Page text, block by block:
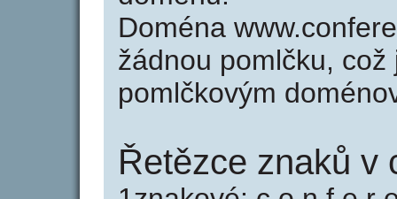
Doména
žádnou pomlčku,
pomlčkovým
Řetězce znaků v